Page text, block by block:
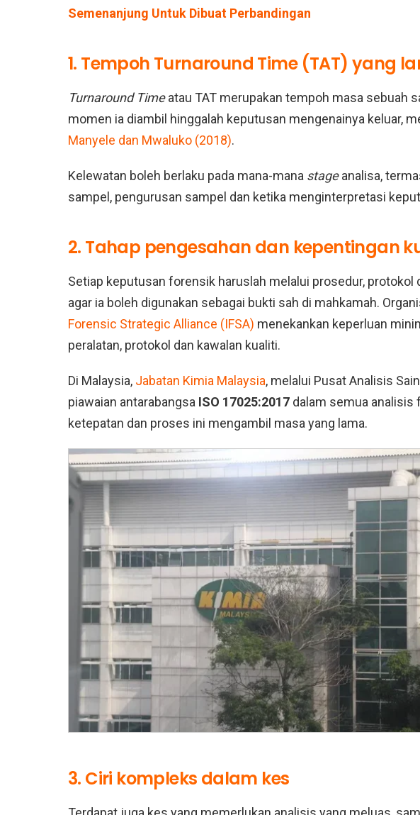
Semenanjung Untuk Dibuat Perbandingan
1. Tempoh Turnaround Time (TAT) yang
Turnaround Timeatau TAT merupakan tempoh masa sebuah
momen ia diambil hinggalah keputusan mengenainya keluar,
Manyele dan Mwaluko (2018).
Kelewatan boleh berlaku pada mana-mana stageanalisa,
sampel, pengurusan sampel dan ketika menginterpretasi
2. Tahap pengesahan dan kepentingan
Setiap keputusan forensik haruslah melalui prosedur, protokol
agar ia boleh digunakan sebagai bukti sah di mahkamah.
Forensic Strategic Alliance (IFSA) menekankan keperluan
peralatan, protokol dan kawalan kualiti.
Di Malaysia, Jabatan Kimia Malaysia, melalui Pusat Analisis
piawaian antarabangsa ISO 17025:2017 dalam semua
ketepatan dan proses ini mengambil masa yang lama.
3. Ciri kompleks dalam kes